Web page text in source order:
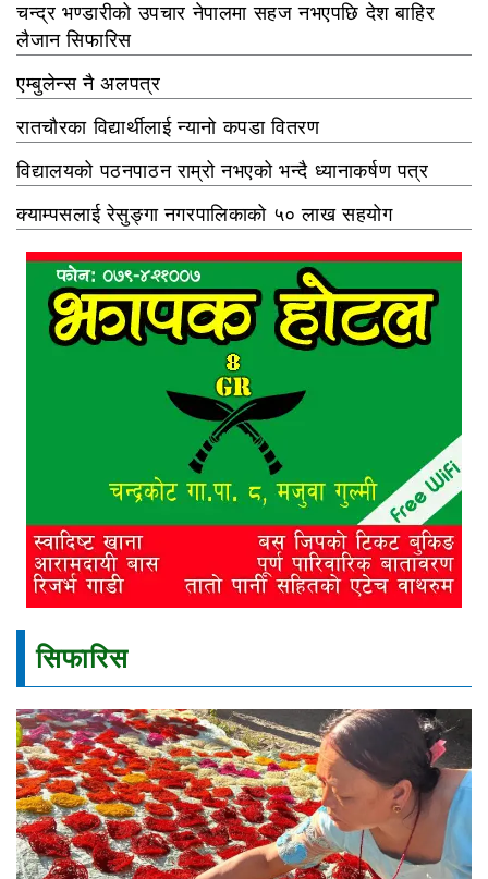
चन्द्र भण्डारीको उपचार नेपालमा सहज नभएपछि देश बाहिर
लैजान सिफारिस
एम्बुलेन्स नै अलपत्र
रातचौरका विद्यार्थीलाई न्यानो कपडा वितरण
विद्यालयको पठनपाठन राम्रो नभएको भन्दै ध्यानाकर्षण पत्र
क्याम्पसलाई रेसुङ्गा नगरपालिकाको ५० लाख सहयोग
सिफारिस